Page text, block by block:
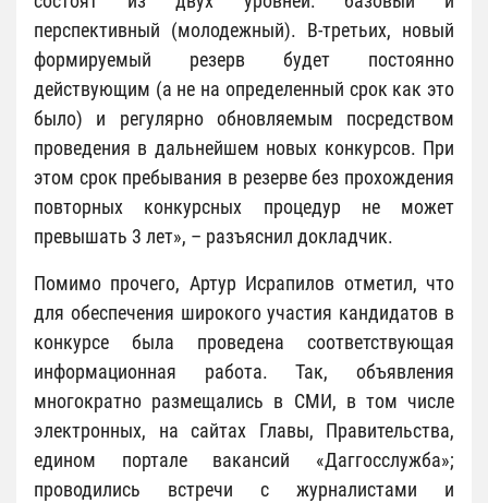
перспективный (молодежный). В-третьих, новый
формируемый резерв будет постоянно
действующим (а не на определенный срок как это
было) и регулярно обновляемым посредством
проведения в дальнейшем новых конкурсов. При
этом срок пребывания в резерве без прохождения
повторных конкурсных процедур не может
превышать 3 лет», – разъяснил докладчик.
Помимо прочего, Артур Исрапилов отметил, что
для обеспечения широкого участия кандидатов в
конкурсе была проведена соответствующая
информационная работа. Так, объявления
многократно размещались в СМИ, в том числе
электронных, на сайтах Главы, Правительства,
едином портале вакансий «Даггосслужба»;
проводились встречи с журналистами и